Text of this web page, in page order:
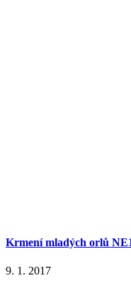
Krmení mladých orlů
9. 1. 2017